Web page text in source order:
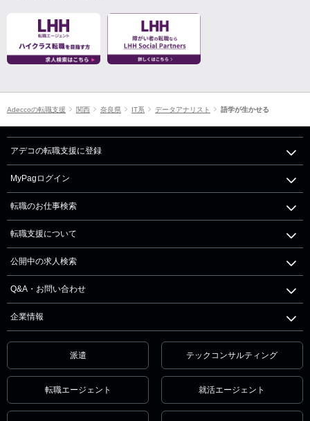
Adeccoの転職支援 関西 奈良県 IT系 データアナリスト 語学が生かせる
アデコの転職支援に登録
MyPagログイン
転職のお仕事検索
転職支援について
公開中の求人検索
Q&A・お問い合わせ
企業情報
派遣 テックコンサルティング
転職エージェント 就活エージェント